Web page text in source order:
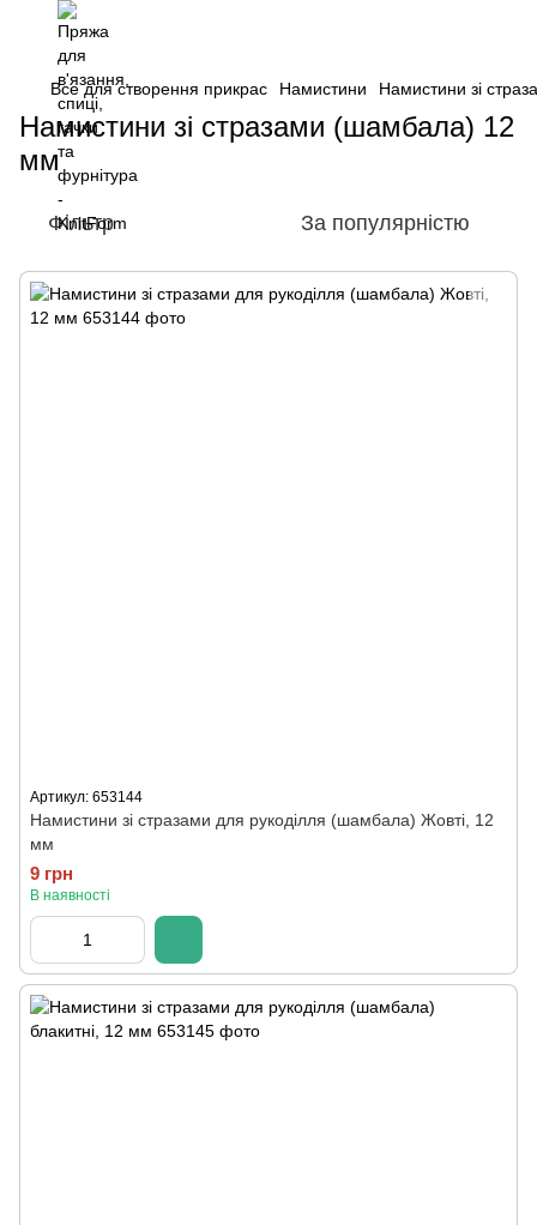
Все для створення прикрас Намистини Намистини зі
Намистини зі стразами (шамбала) 12
мм
Фільтр За популярністю
Артикул: 653144
Намистини зі стразами для рукоділля (шамбала) Жовті, 12
мм
9 грн
В наявності